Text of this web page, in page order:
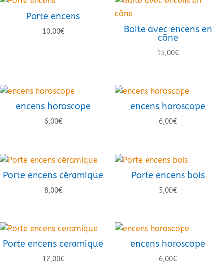
Porte encens
10,00€
Boite avec encens en
cône
15,00€
encens horoscope
6,00€
encens horoscope
6,00€
Porte encens céramique
8,00€
Porte encens bois
5,00€
Porte encens ceramique
12,00€
encens horoscope
6,00€